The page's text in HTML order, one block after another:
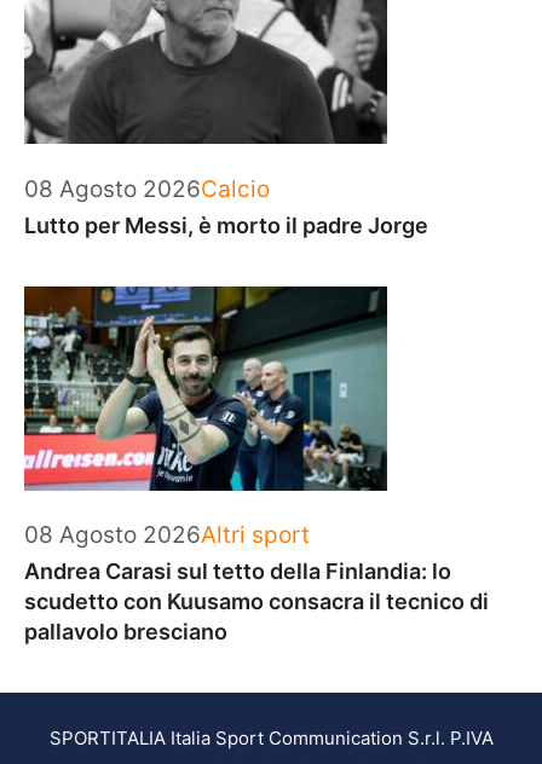
08 Agosto 2026Categorie
Calcio
Lutto per Messi, è morto il padre Jorge
08 Agosto 2026Categorie
Altri sport
Andrea Carasi sul tetto della Finlandia: lo
scudetto con Kuusamo consacra il tecnico di
pallavolo bresciano
SPORTITALIA Italia Sport Communication S.r.l. P.IVA